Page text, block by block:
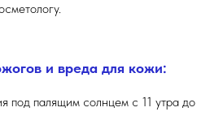
и вреда для кожи:
под палящим солнцем с 11 утра до